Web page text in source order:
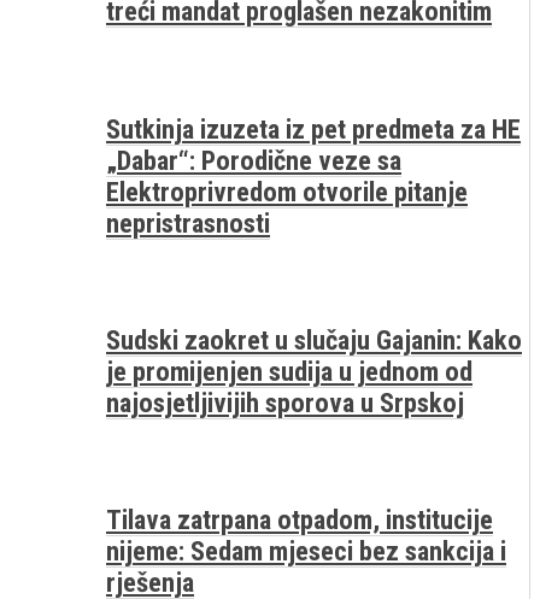
treći mandat proglašen nezakonitim
Sutkinja izuzeta iz pet predmeta za HE
„Dabar“: Porodične veze sa
Elektroprivredom otvorile pitanje
nepristrasnosti
Sudski zaokret u slučaju Gajanin: Kako
je promijenjen sudija u jednom od
najosjetljivijih sporova u Srpskoj
Tilava zatrpana otpadom, institucije
nijeme: Sedam mjeseci bez sankcija i
rješenja